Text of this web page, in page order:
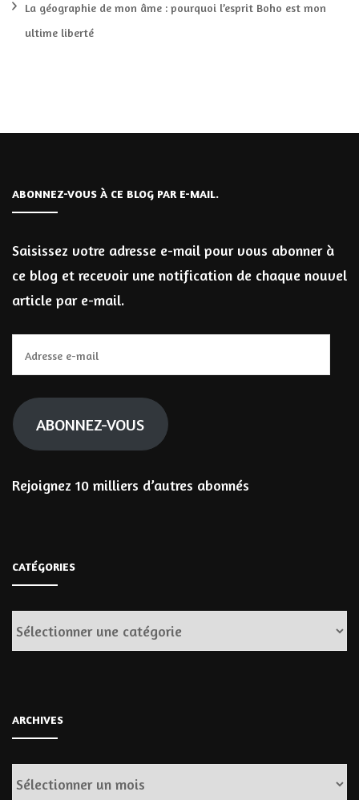
La géographie de mon âme : pourquoi l’esprit Boho est mon
ultime liberté
ABONNEZ-VOUS À CE BLOG PAR E-MAIL.
Saisissez votre adresse e-mail pour vous abonner à
ce blog et recevoir une notification de chaque nouvel
article par e-mail.
e-
mail
ABONNEZ-VOUS
Rejoignez 10 milliers d’autres abonnés
CATÉGORIES
Catégories
ARCHIVES
Archives